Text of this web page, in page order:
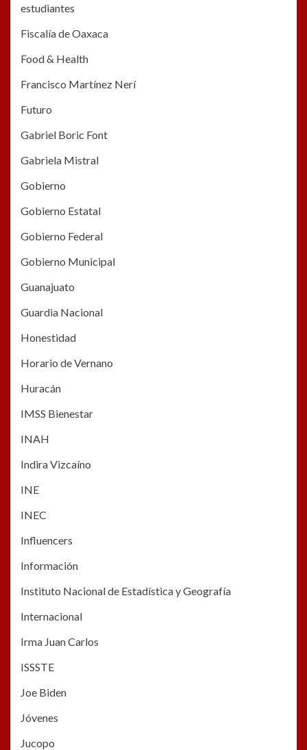
estudiantes
Fiscalía de Oaxaca
Food & Health
Francisco Martínez Nerí
Futuro
Gabriel Boric Font
Gabriela Mistral
Gobierno
Gobierno Estatal
Gobierno Federal
Gobierno Municipal
Guanajuato
Guardia Nacional
Honestidad
Horario de Vernano
Huracán
IMSS Bienestar
INAH
Indira Vizcaíno
INE
INEC
Influencers
Información
Instituto Nacional de Estadística y Geografía
Internacional
Irma Juan Carlos
ISSSTE
Joe Biden
Jóvenes
Jucopo